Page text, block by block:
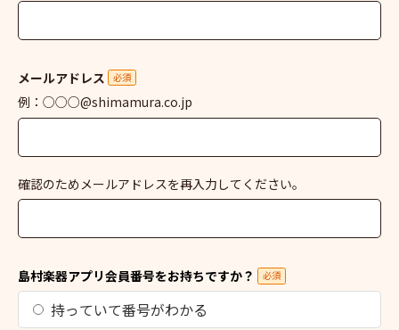
メールアドレス 必須
例：○○○@shimamura.co.jp
確認のためメールアドレスを再入力してください。
島村楽器アプリ会員番号をお持ちですか？ 必須
持っていて番号がわかる